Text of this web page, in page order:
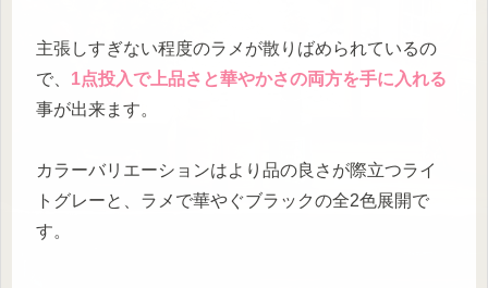
主張しすぎない程度のラメが散りばめられているの
で、 1点投入で上品さと華やかさの両方を手に入れる
事が出来ます。
カラーバリエーションはより品の良さが際立つライ
トグレーと、ラメで華やぐブラックの全2色展開で
す。